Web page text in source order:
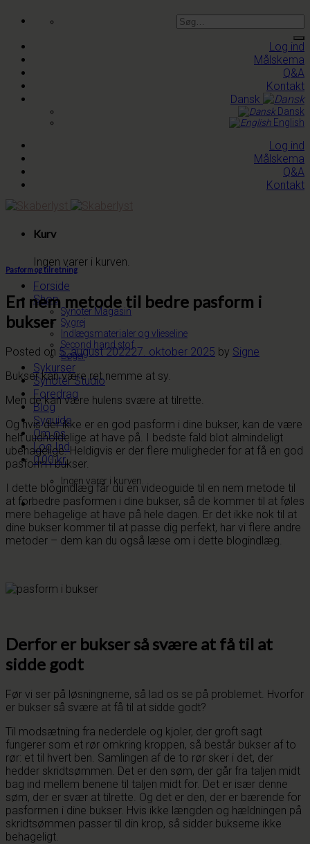
Skip
content
Søg
efter:
Log ind
Målskema
Q&A
Kontakt
Dansk
Dansk
English
Log ind
Målskema
Q&A
Kontakt
Kurv
Ingen varer i kurven.
Forside
Shop
Synoter Magasin
Sygrej
Indlægsmaterialer og vlieseline
Second hand stof
Bøger
Sykurser
Synoter Studio
Foredrag
Blog
Syguide
Om os
Log Ind
0,00kr.
Ingen varer i kurven.
Pasform og tilretning
En nem metode til bedre pasform i
bukser
Posted on 5. august 202227. oktober 2025 by Signe
Bukser kan være ret nemme at sy.
Men de kan være hulens svære at tilrette.
Og hvis der ikke er en god pasform i dine bukser, kan de være
helt uudholdelige at have på. I bedste fald blot almindeligt
ubehagelige. Heldigvis er der flere muligheder for at få en god
pasform i bukser.
I dette blogindlæg får du en videoguide til en nem metode til
at forbedre pasformen i dine bukser, så de kommer til at føles
mere behagelige at have på hele dagen. Er det ikke nok til at
dine bukser kommer til at passe dig perfekt, har vi flere andre
metoder – dem kan du også læse om i dette blogindlæg.
Derfor er bukser så svære at få til at
sidde godt
Før vi ser på løsningnerne, så lad os se på problemet. Hvorfor
er bukser så svære at få til at sidde godt?
Til modsætning fra nederdele og kjoler, der groft sagt
fungerer som et rør omkring kroppen, så består bukser af to
rør: et til hvert ben. Samlingen af de to rør sker i det, der
hedder skridtsømmen. Det er den søm, der går fra taljen midt
bag ind mellem benene til taljen midt for. Det er især denne
søm, der er svær at tilrette. Og det er den, der er bærende for
pasformen i dine bukser. Hvis ikke længden og hældningen på
skridtsømmen passer til din krop, så sidder bukserne ikke
behageligt.